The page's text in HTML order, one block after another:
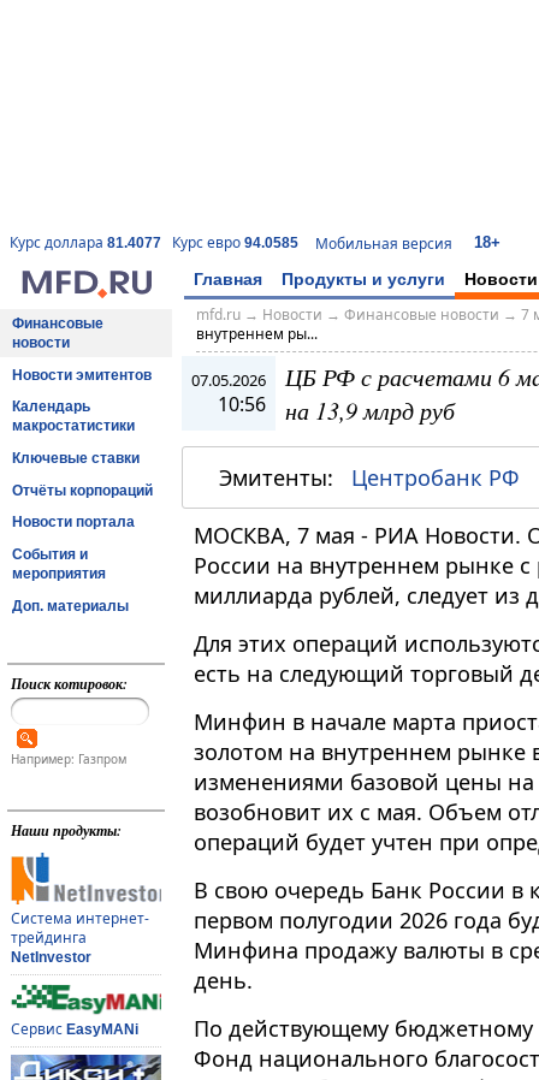
Курс доллара 81.4077 Курс евро 94.0585 Мобильная версия 18+
Главная Продукты и услуги Новости
Финансовые
новости
Новости эмитентов
Календарь
макростатистики
Ключевые ставки
Отчёты корпораций
Новости портала
События и
мероприятия
Доп. материалы
Поиск котировок:
Например: Газпром
Наши продукты:
Система интернет-
трейдинга
NetInvestor
Сервис EasyMANi
mfd.ru→ Новости → Финансовые новости → 7
внутреннем ры...
07.05.2026
10:56
ЦБ РФ с расчетами 6
на 13,9 млрд руб
Эмитенты: Центробанк РФ
МОСКВА, 7 мая - РИА Новости.
России на внутреннем рынке с
миллиарда рублей, следует из
Для этих операций
есть на следующий торговый
Минфин в начале марта
золотом на внутреннем рынке
изменениями базовой цены
возобновит их с мая. Объем
операций будет учтен при
В свою очередь Банк России в
первом полугодии 2026 года
Минфина продажу валюты в
день.
По действующему
Фонд национального